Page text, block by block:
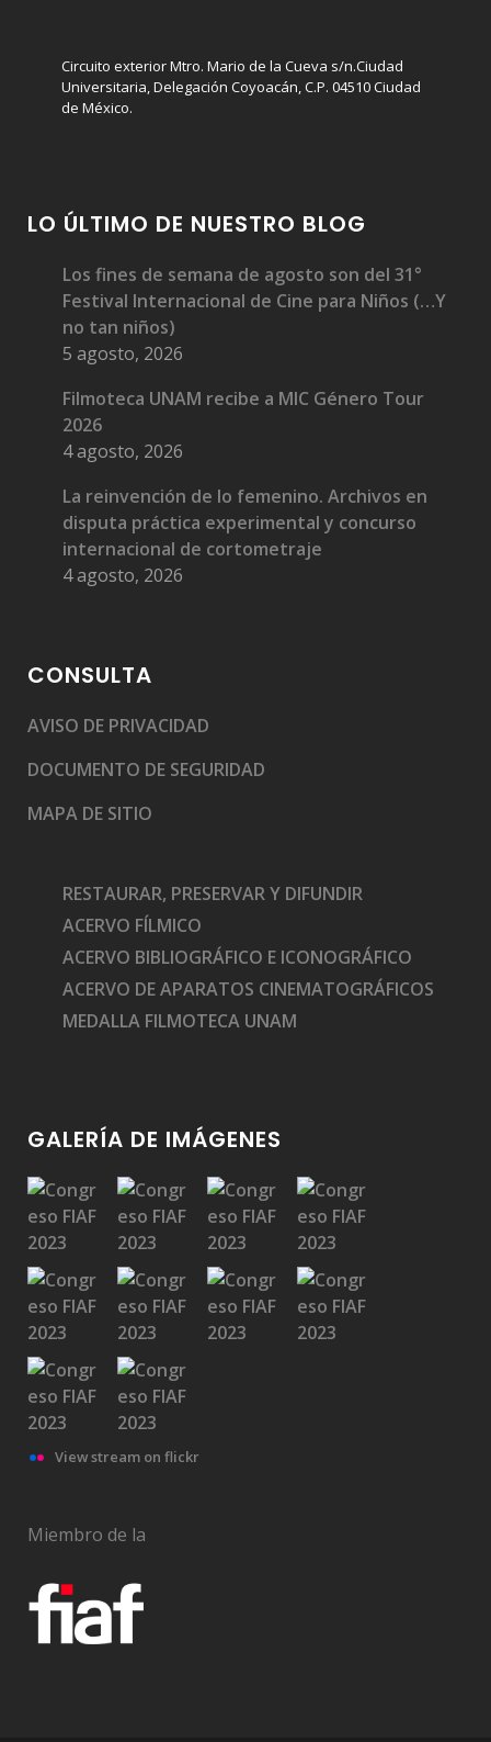
Circuito exterior Mtro. Mario de la Cueva s/n.Ciudad
Universitaria, Delegación Coyoacán, C.P. 04510 Ciudad
de México.
LO ÚLTIMO DE NUESTRO BLOG
Los fines de semana de agosto son del 31°
Festival Internacional de Cine para Niños (…Y
no tan niños)
5 agosto, 2026
Filmoteca UNAM recibe a MIC Género Tour
2026
4 agosto, 2026
La reinvención de lo femenino. Archivos en
disputa práctica experimental y concurso
internacional de cortometraje
4 agosto, 2026
CONSULTA
AVISO DE PRIVACIDAD
DOCUMENTO DE SEGURIDAD
MAPA DE SITIO
RESTAURAR, PRESERVAR Y DIFUNDIR
ACERVO FÍLMICO
ACERVO BIBLIOGRÁFICO E ICONOGRÁFICO
ACERVO DE APARATOS CINEMATOGRÁFICOS
MEDALLA FILMOTECA UNAM
GALERÍA DE IMÁGENES
View stream on flickr
Miembro de la